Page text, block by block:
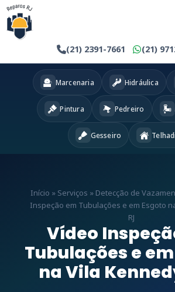
(21) 2391-7661 (21)
Marcenaria Hidráulica
Pintura Pedreiro
Gesseiro
Início » Serviços » Detecção de
Inspeção em Tubulações e em Esgoto
RJ
Vídeo
Tubulações e em
na Vila